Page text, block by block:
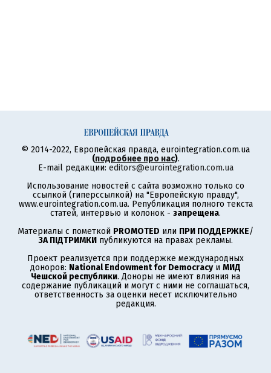
© 2014-2022, Европейская правда, eurointegration.com.ua
(подробнее про нас).
E-mail редакции: editors@eurointegration.com.ua
Использование новостей с сайта возможно только со
ссылкой (гиперссылкой) на "Европейскую правду",
www.eurointegration.com.ua. Републикация полного текста
статей, интервью и колонок - запрещена.
Материалы с пометкой PROMOTED или ПРИ ПОДДЕРЖКЕ/
ЗА ПІДТРИМКИ публикуются на правах рекламы.
Проект реализуется при поддержке международных
доноров: National Endowment for Democracyи МИД
Чешской республики. Доноры не имеют влияния на
содержание публикаций и могут с ними не соглашаться,
ответственность за оценки несет исключительно
редакция.